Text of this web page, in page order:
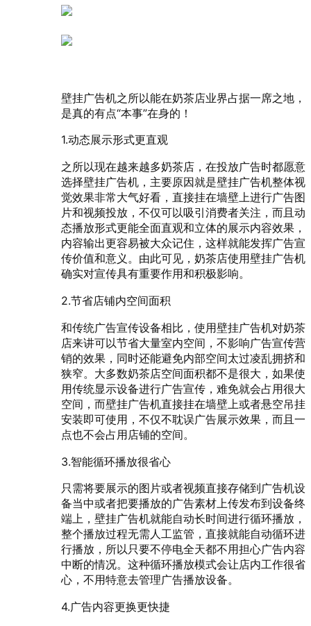
壁挂广告机之所以能在奶茶店业界占据一席之地，
是真的有点“本事”在身的！
1.动态展示形式更直观
之所以现在越来越多奶茶店，在投放广告时都愿意
选择壁挂广告机，主要原因就是壁挂广告机整体视
觉效果非常大气好看，直接挂在墙壁上进行广告图
片和视频投放，不仅可以吸引消费者关注，而且动
态播放形式更能全面直观和立体的展示内容效果，
内容输出更容易被大众记住，这样就能发挥广告宣
传价值和意义。由此可见，奶茶店使用壁挂广告机
确实对宣传具有重要作用和积极影响。
2.节省店铺内空间面积
和传统广告宣传设备相比，使用壁挂广告机对奶茶
店来讲可以节省大量室内空间，不影响广告宣传营
销的效果，同时还能避免内部空间太过凌乱拥挤和
狭窄。大多数奶茶店空间面积都不是很大，如果使
用传统显示设备进行广告宣传，难免就会占用很大
空间，而壁挂广告机直接挂在墙壁上或者悬空吊挂
安装即可使用，不仅不耽误广告展示效果，而且一
点也不会占用店铺的空间。
3.智能循环播放很省心
只需将要展示的图片或者视频直接存储到广告机设
备当中或者把要播放的广告素材上传发布到设备终
端上，壁挂广告机就能自动长时间进行循环播放，
整个播放过程无需人工监管，直接就能自动循环进
行播放，所以只要不停电全天都不用担心广告内容
中断的情况。这种循环播放模式会让店内工作很省
心，不用特意去管理广告播放设备。
4.广告内容更换更快捷